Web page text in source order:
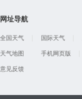
网址导航
全国天气 国际天气
天气地图 手机网页版
意见反馈